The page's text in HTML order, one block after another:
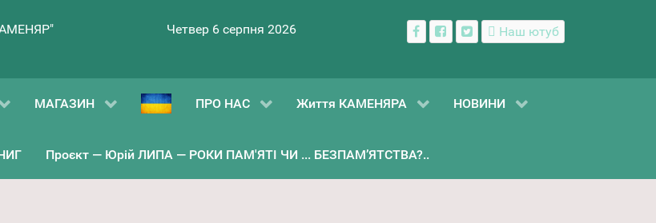
Четвер 6 серпня 2026 Наш ютуб
МАГАЗИН ПРО НАС Життя КАМЕНЯРА НОВИНИ
Проєкт — Юрій ЛИПА — РОКИ ПАМ'ЯТІ ЧИ ... БЕЗПАМ’ЯТСТВА?..